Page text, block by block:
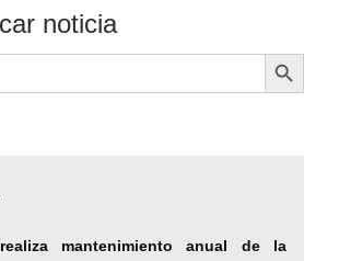
noticia
Botón de búsqueda
mantenimiento anual de la